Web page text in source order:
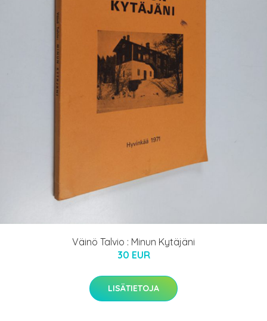
Väinö Talvio : Minun Kytäjäni
30 EUR
LISÄTIETOJA